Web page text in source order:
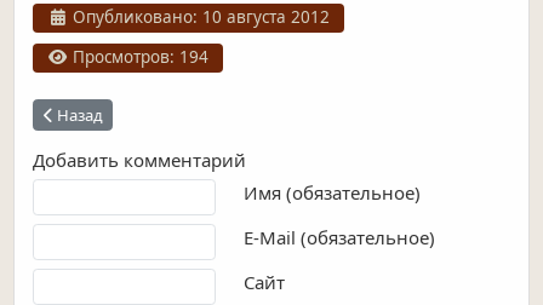
Информация о материале
Опубликовано: 10 августа 2012
Просмотров: 194
Предыдущий: Случай на кладбище
Назад
Добавить комментарий
Имя (обязательное)
E-Mail (обязательное)
Сайт